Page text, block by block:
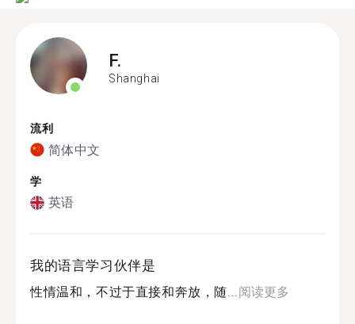
F.
Shanghai
流利
简体中文
学
英语
我的语言学习伙伴是
性情温和，不过于直接和奔放，随...阅读更多